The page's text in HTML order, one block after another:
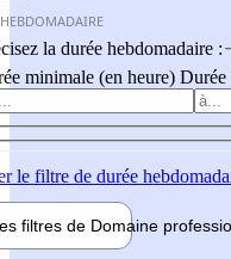
la durée hebdomadaire :
minimale (en heure) Durée
le filtre de durée
filtres de Domaine pro